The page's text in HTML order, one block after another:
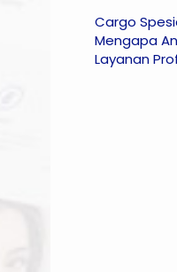
Cargo
Mengapa
Layanan